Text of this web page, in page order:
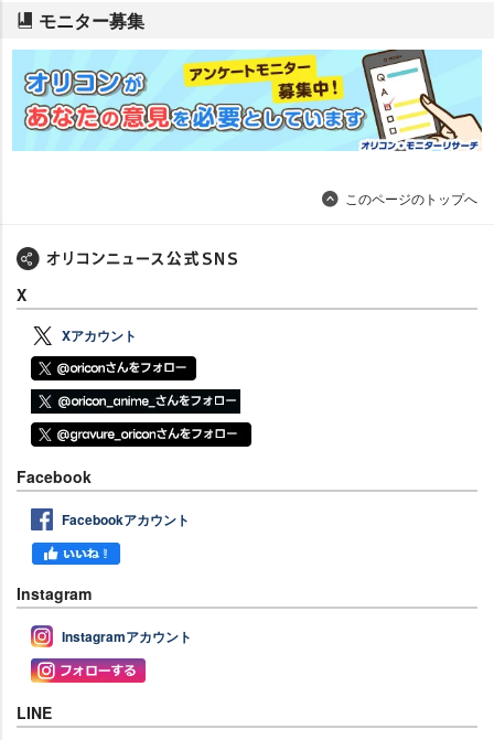
モニター募集
このページのトップへ
X
Xアカウント
Facebook
Facebookアカウント
Instagram
Instagramアカウント
LINE